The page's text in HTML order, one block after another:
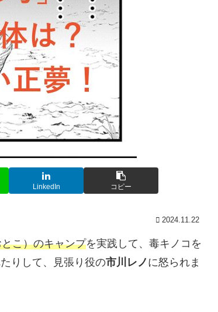
LinkedIn コピー
2024.11.22
こ）のキャンプを実践して、毒キノコを
りして、見張り役の市川レノ に怒られま